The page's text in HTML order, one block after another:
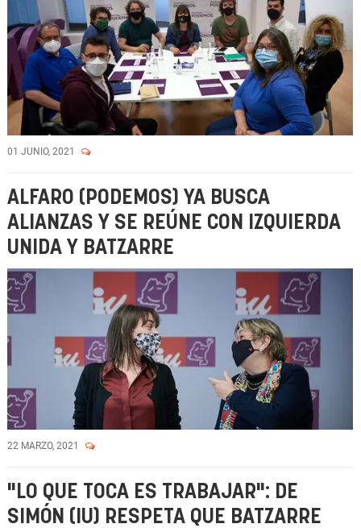
01 JUNIO, 2021
ALFARO (PODEMOS) YA BUSCA
ALIANZAS Y SE REÚNE CON IZQUIERDA
UNIDA Y BATZARRE
22 MARZO, 2021
"LO QUE TOCA ES TRABAJAR": DE
SIMÓN (IU) RESPETA QUE BATZARRE